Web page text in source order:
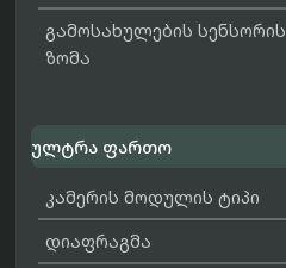
გამოსახულების სენსორის
ზომა
ულტრა ფართო
კამერის მოდულის ტიპი
დიაფრაგმა